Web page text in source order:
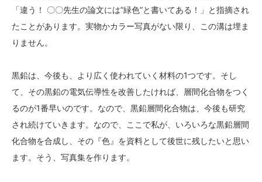
「違う！ 〇〇先生の論文には”緑色”と書いてある！」と指摘され
たことがあります。実物かカラー写真がない限り、この溝は埋ま
りません。
黒鉛は、今後も、より広く使われていく材料の1つです。そし
て、その黒鉛の電気伝導性を改善したければ、層間化合物をつく
るのが1番早いのです。なので、黒鉛層間化合物は、今後も研究
され続けていきます。なので、ここで私が、いろいろな黒鉛層間
化合物を合成し、その『色』を資料として後世に残したいと思い
ます。そう、写真集を作ります。